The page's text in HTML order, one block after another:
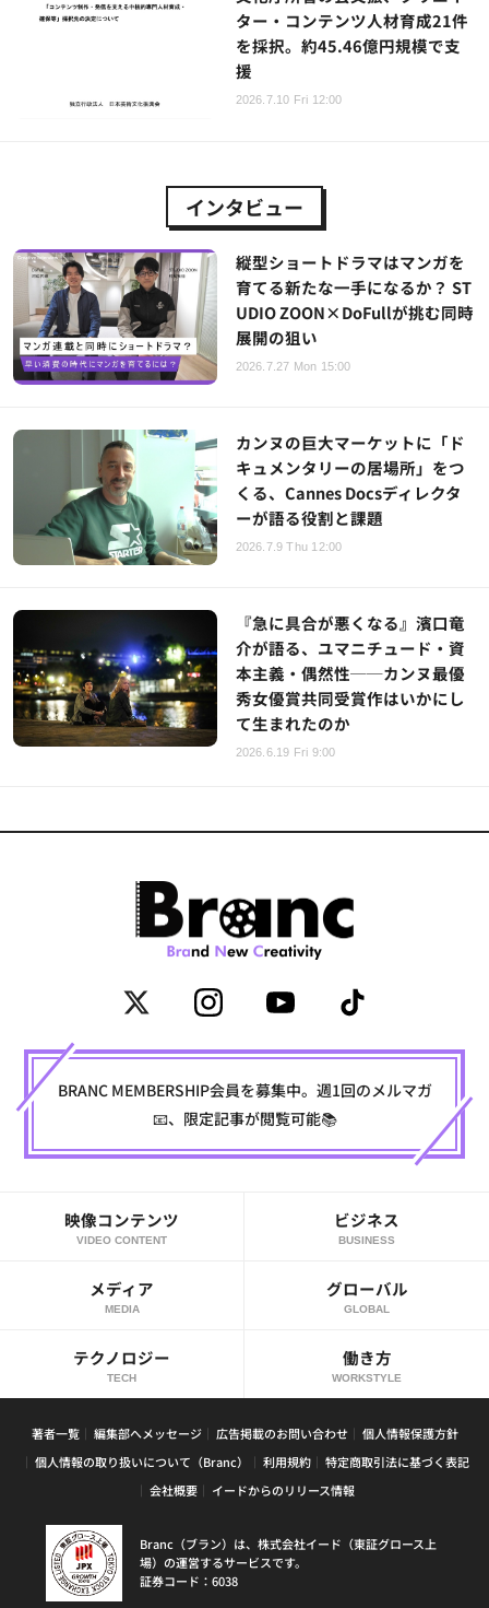
ター・コンテンツ人材育成21件
を採択。約45.46億円規模で支
援
2026.7.10 Fri 12:00
インタビュー
縦型ショートドラマはマンガを
育てる新たな一手になるか？ ST
UDIO ZOON×DoFullが挑む同時
展開の狙い
2026.7.27 Mon 15:00
カンヌの巨大マーケットに「ド
キュメンタリーの居場所」をつ
くる、Cannes Docsディレクタ
ーが語る役割と課題
2026.7.9 Thu 12:00
『急に具合が悪くなる』濱口竜
介が語る、ユマニチュード・資
本主義・偶然性──カンヌ最優
秀女優賞共同受賞作はいかにし
て生まれたのか
2026.6.19 Fri 9:00
BRANC MEMBERSHIP会員を募集中。週1回のメルマガ
📧、限定記事が閲覧可能📚
映像コンテンツ
VIDEO CONTENT
ビジネス
BUSINESS
メディア
MEDIA
グローバル
GLOBAL
テクノロジー
TECH
働き方
WORKSTYLE
著者一覧 編集部へメッセージ 広告掲載のお問い合わせ
個人情報保護方針
個人情報の取り扱いについて（Branc）
利用規約
特定商取引法に基づく表記
会社概要
イードからのリリース情報
Branc（ブラン）は、株式会社イード（東証グロース上
場）の運営するサービスです。
証券コード：6038